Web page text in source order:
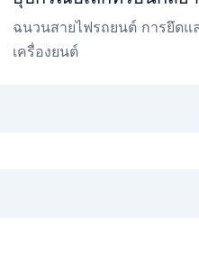
ฉนวนสายไฟรถยนต์ การยึด
เครื่องยนต์